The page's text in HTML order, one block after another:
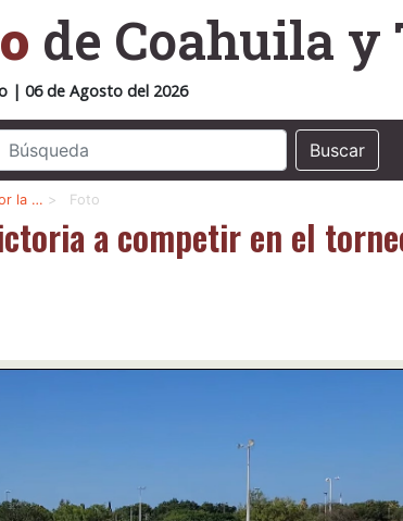
de Coahuila y
| 06 de Agosto del 2026
Buscar
la … > Foto
a competir en el